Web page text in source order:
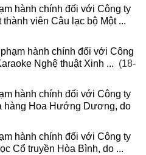
hành chính đối với Công ty
viên Câu lạc bộ Một ...
hành chính đối với Công
Nghệ thuật Xinh ... (18-
hành chính đối với Công ty
hàng Hoa Hướng Dương, do
hành chính đối với Công ty
Cổ truyền Hòa Bình, do ...